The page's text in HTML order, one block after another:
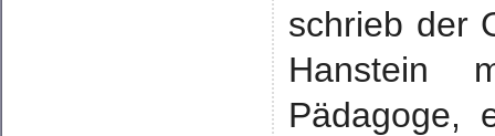
schrieb der
Hanstein
Pädagoge,